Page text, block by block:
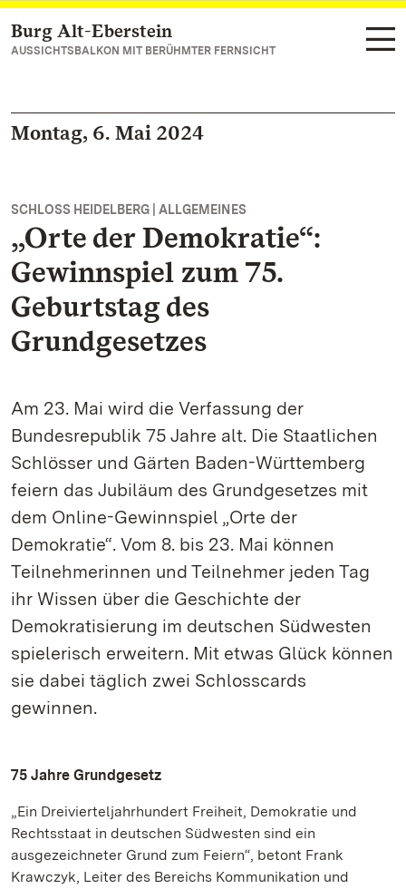
Zum Hauptinhalt springen
Burg Alt-Eberstein
AUSSICHTSBALKON MIT BERÜHMTER FERNSICHT
Montag, 6. Mai 2024
SCHLOSS HEIDELBERG | ALLGEMEINES
„Orte der Demokratie“:
Gewinnspiel zum 75.
Geburtstag des
Grundgesetzes
Am 23. Mai wird die Verfassung der
Bundesrepublik 75 Jahre alt. Die Staatlichen
Schlösser und Gärten Baden-Württemberg
feiern das Jubiläum des Grundgesetzes mit
dem Online-Gewinnspiel „Orte der
Demokratie“. Vom 8. bis 23. Mai können
Teilnehmerinnen und Teilnehmer jeden Tag
ihr Wissen über die Geschichte der
Demokratisierung im deutschen Südwesten
spielerisch erweitern. Mit etwas Glück können
sie dabei täglich zwei Schlosscards
gewinnen.
75 Jahre Grundgesetz
„Ein Dreivierteljahrhundert Freiheit, Demokratie und
Rechtsstaat in deutschen Südwesten sind ein
ausgezeichneter Grund zum Feiern“, betont Frank
Krawczyk, Leiter des Bereichs Kommunikation und